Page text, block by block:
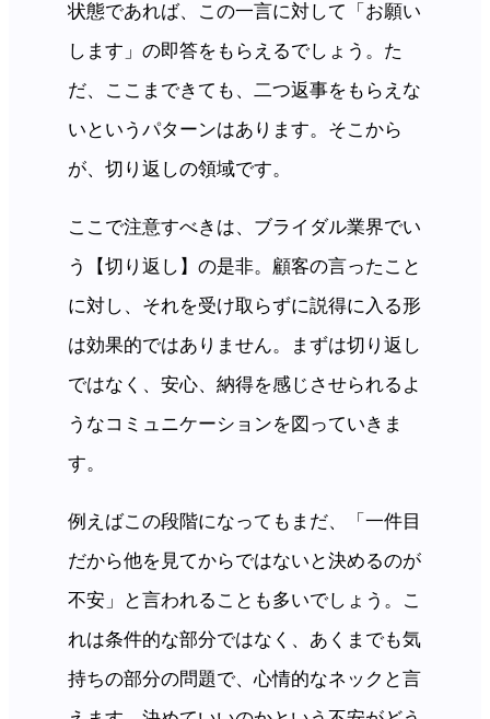
状態であれば、この一言に対して「お願い
します」の即答をもらえるでしょう。た
だ、ここまできても、二つ返事をもらえな
いというパターンはあります。そこから
が、切り返しの領域です。
ここで注意すべきは、ブライダル業界でい
う【切り返し】の是非。顧客の言ったこと
に対し、それを受け取らずに説得に入る形
は効果的ではありません。まずは切り返し
ではなく、安心、納得を感じさせられるよ
うなコミュニケーションを図っていきま
す。
例えばこの段階になってもまだ、「一件目
だから他を見てからではないと決めるのが
不安」と言われることも多いでしょう。こ
れは条件的な部分ではなく、あくまでも気
持ちの部分の問題で、心情的なネックと言